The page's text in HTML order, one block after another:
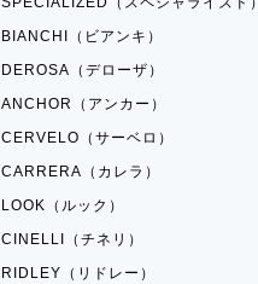
BIANCHI（ビアンキ）
DEROSA（デローザ）
ANCHOR（アンカー）
CERVELO（サーベロ）
CARRERA（カレラ）
LOOK（ルック）
CINELLI（チネリ）
RIDLEY（リドレー）